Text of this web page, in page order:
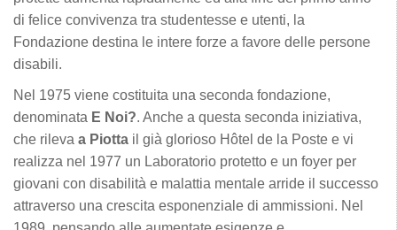
di felice convivenza tra studentesse e utenti, la
Fondazione destina le intere forze a favore delle persone
disabili.
Nel 1975 viene costituita una seconda fondazione,
denominata E Noi?. Anche a questa seconda iniziativa,
che rileva a Piotta il già glorioso Hôtel de la Poste e vi
realizza nel 1977 un Laboratorio protetto e un foyer per
giovani con disabilità e malattia mentale arride il successo
attraverso una crescita esponenziale di ammissioni. Nel